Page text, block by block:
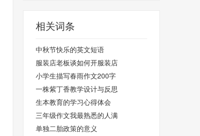
相关词条
中秋节快乐的英文短语
服装店老板谈如何开服装店
小学生描写春雨作文200字
一株紫丁香教学设计与反思
生本教育的学习心得体会
三年级作文我最熟悉的人满
单独二胎政策的意义